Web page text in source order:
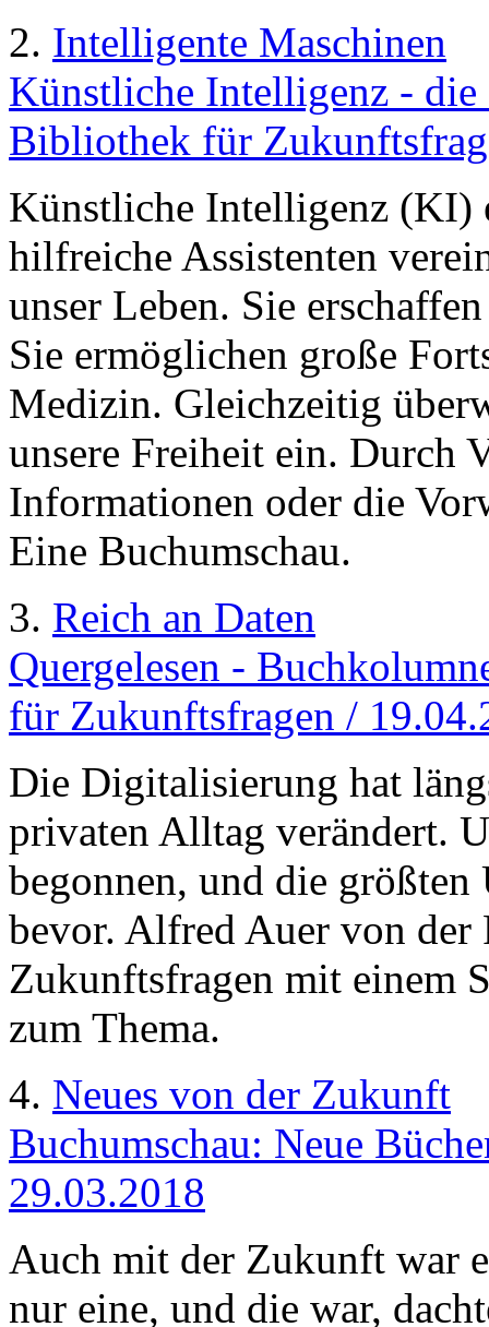
2. Intelligente Maschinen
Künstliche Intelligenz -
Bibliothek für
Künstliche Intelligenz (KI)
hilfreiche Assistenten
unser Leben. Sie
Sie ermöglichen große
Medizin. Gleichzeitig
unsere Freiheit ein. Durch
Informationen oder die
Eine Buchumschau.
3. Reich an Daten
Quergelesen -
für Zukunftsfragen /
Die Digitalisierung hat
privaten Alltag verändert.
begonnen, und die
bevor. Alfred Auer von
Zukunftsfragen mit einem
zum Thema.
4. Neues von der Zukunft
Buchumschau: Neue
29.03.2018
Auch mit der Zukunft war
nur eine, und die war,